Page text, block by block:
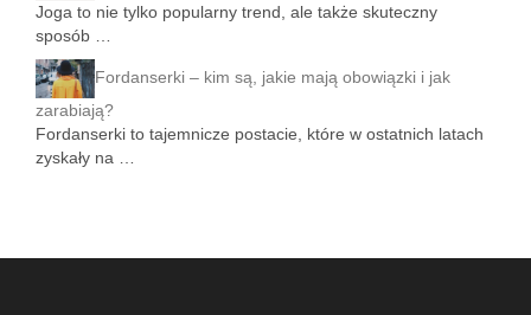
Joga to nie tylko popularny trend, ale także skuteczny
sposób …
Fordanserki – kim są, jakie mają obowiązki i jak
zarabiają?
Fordanserki to tajemnicze postacie, które w ostatnich latach
zyskały na …